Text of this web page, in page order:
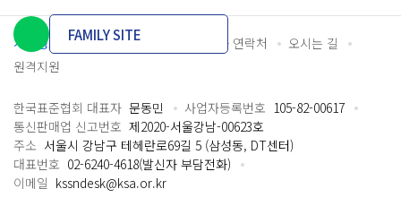
개인정보처리방침 이용약관 담당자 연락처
오시는 길
원격지원
FAMILY SITE
한국표준협회 대표자 문동민 사업자등록번호 105-82-00617
통신판매업 신고번호 제2020-서울강남-00623호
주소 서울시 강남구 테헤란로69길 5 (삼성동, DT센터)
대표번호 02-6240-4618(발신자 부담전화)
이메일 kssndesk@ksa.or.kr